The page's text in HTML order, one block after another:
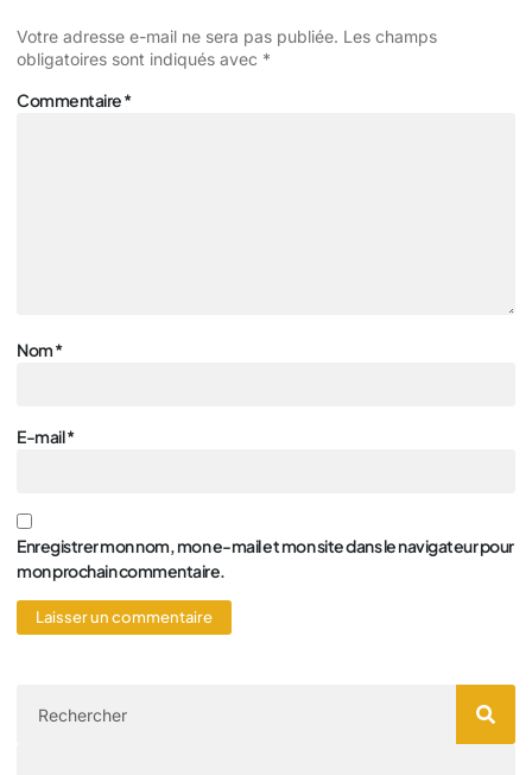
Votre adresse e-mail ne sera pas publiée. Les champs
obligatoires sont indiqués avec *
Commentaire*
Nom*
E-mail*
Enregistrer mon nom, mon e-mail et mon site dans le navigateur pour
mon prochain commentaire.